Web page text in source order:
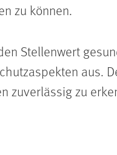
zu können.
Stellenwert
aus.
zuverlässig zu